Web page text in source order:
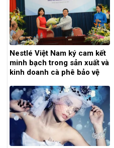
Nestlé Việt Nam ký cam kết
minh bạch trong sản xuất và
kinh doanh cà phê bảo vệ